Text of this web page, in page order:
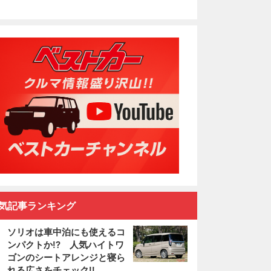
記事ランキング
ソリオは車中泊にも使えるコ
ンパクトか!? 人気ハイトワ
ゴンのシートアレンジと寝ら